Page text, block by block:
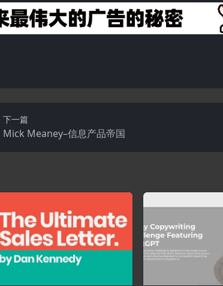
下一篇
Mick Meaney–信息产品帝国